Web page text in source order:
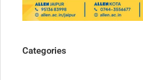
Categories